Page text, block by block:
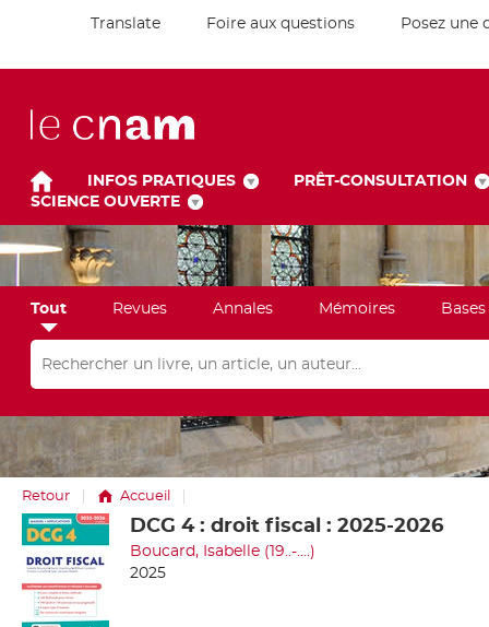
Translate Foire aux questions Posez une
INFOS PRATIQUES
PRÊT-CONSULTATION
SCIENCE OUVERTE
Tout Revues Annales Mémoires
Rechercher dans "Tout"
Retour Accueil
Détail
document
DCG 4 : droit fiscal : 2025-2026
Boucard, Isabelle (19..-....)
2025